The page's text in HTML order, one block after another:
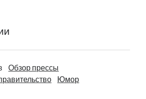
Обзор прессы
Юмор